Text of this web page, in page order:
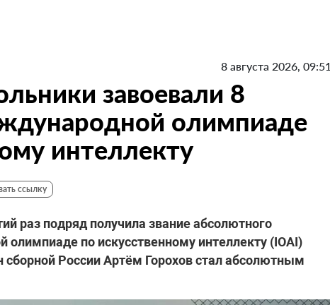
8 августа 2026, 09:51
завоевали 8
олимпиаде
интеллекту
ссылку
раз подряд получила звание абсолютного
по искусственному интеллекту (IOAI)
сборной России Артём Горохов стал абсолютным